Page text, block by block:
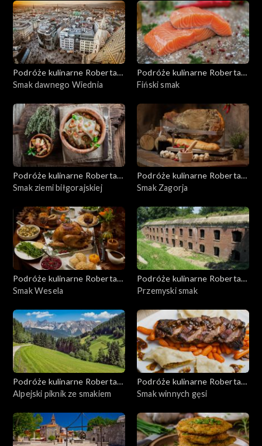
Podróże kulinarne Roberta
Makłowicza
Smak dawnego Wiednia
Podróże kulinarne Roberta
Makłowicza
Fiński smak
Podróże kulinarne Roberta
Makłowicza
Smak ziemi biłgorajskiej
Podróże kulinarne Roberta
Makłowicza
Smak Zagorja
Podróże kulinarne Roberta
Makłowicza
Smak Wesela
Podróże kulinarne Roberta
Makłowicza
Przemyski smak
Podróże kulinarne Roberta
Makłowicza
Alpejski piknik ze smakiem
Podróże kulinarne Roberta
Makłowicza
Smak winnych gęsi